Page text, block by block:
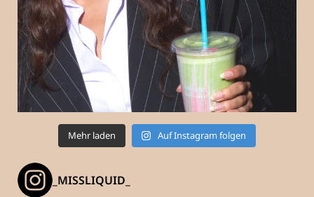
Mehr laden Auf Instagram folgen
_MISSLIQUID_